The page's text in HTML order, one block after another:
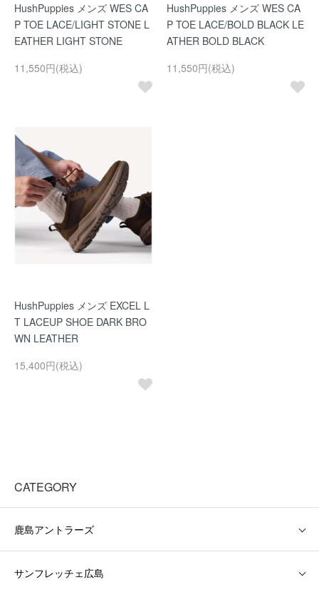
HushPuppies メンズ WES CA
P TOE LACE/LIGHT STONE L
EATHER LIGHT STONE
11,550円(税込)
HushPuppies メンズ WES CA
P TOE LACE/BOLD BLACK LE
ATHER BOLD BLACK
11,550円(税込)
HushPuppies メンズ EXCEL L
T LACEUP SHOE DARK BRO
WN LEATHER
15,400円(税込)
CATEGORY
鹿島アントラーズ
サンフレッチェ広島